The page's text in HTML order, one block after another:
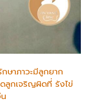
ษาภาวะมีลูกยาก
ลูกเจริญผิดที่ รังไข่